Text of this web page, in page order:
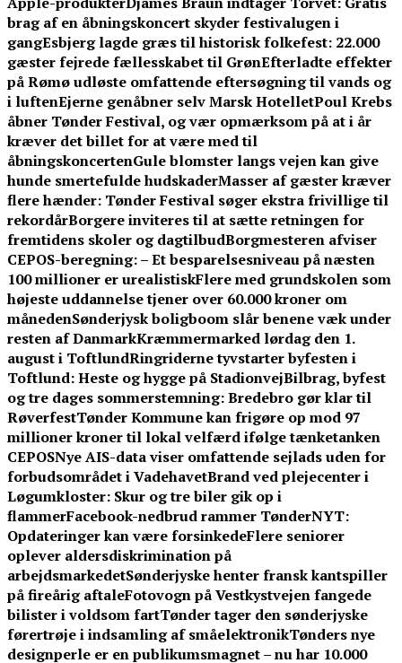
brag af en åbningskoncert skyder festivalugen i
gangEsbjerg lagde græs til historisk folkefest: 22.000
gæster fejrede fællesskabet til GrønEfterladte effekter
på Rømø udløste omfattende eftersøgning til vands og
i luftenEjerne genåbner selv Marsk HotelletPoul Krebs
åbner Tønder Festival, og vær opmærksom på at i år
kræver det billet for at være med til
åbningskoncertenGule blomster langs vejen kan give
hunde smertefulde hudskaderMasser af gæster kræver
flere hænder: Tønder Festival søger ekstra frivillige til
rekordårBorgere inviteres til at sætte retningen for
fremtidens skoler og dagtilbudBorgmesteren afviser
CEPOS-beregning: – Et besparelsesniveau på næsten
100 millioner er urealistiskFlere med grundskolen som
højeste uddannelse tjener over 60.000 kroner om
månedenSønderjysk boligboom slår benene væk under
resten af DanmarkKræmmermarked lørdag den 1.
august i ToftlundRingriderne tyvstarter byfesten i
Toftlund: Heste og hygge på StadionvejBilbrag, byfest
og tre dages sommerstemning: Bredebro gør klar til
RøverfestTønder Kommune kan frigøre op mod 97
millioner kroner til lokal velfærd ifølge tænketanken
CEPOSNye AIS-data viser omfattende sejlads uden for
forbudsområdet i VadehavetBrand ved plejecenter i
Løgumkloster: Skur og tre biler gik op i
flammerFacebook-nedbrud rammer TønderNYT:
Opdateringer kan være forsinkedeFlere seniorer
oplever aldersdiskrimination på
arbejdsmarkedetSønderjyske henter fransk kantspiller
på fireårig aftaleFotovogn på Vestkystvejen fangede
bilister i voldsom fartTønder tager den sønderjyske
førertrøje i indsamling af småelektronikTønders nye
designperle er en publikumsmagnet – nu har 10.000